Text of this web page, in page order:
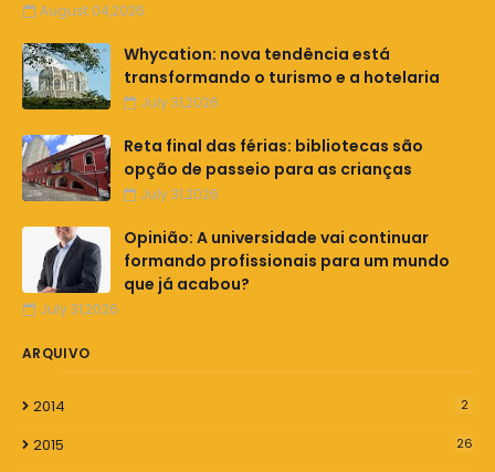
August 04,2026
Whycation: nova tendência está
transformando o turismo e a hotelaria
July 31,2026
Reta final das férias: bibliotecas são
opção de passeio para as crianças
July 31,2026
Opinião: A universidade vai continuar
formando profissionais para um mundo
que já acabou?
July 31,2026
ARQUIVO
2014 2
2015 26